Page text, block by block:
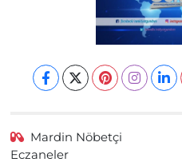
Mardin Nöbetçi
Eczaneler